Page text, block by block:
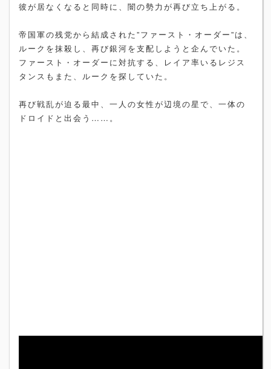
彼が居なくなると同時に、闇の勢力が再び立ち上がる。
帝国軍の残党から結成された”ファースト・オーダー”は、
ルークを抹殺し、再び銀河を支配しようと企んでいた。
ファースト・オーダーに対抗する、レイア率いるレジス
タンスもまた、ルークを探していた。
再び戦乱が迫る最中、一人の女性が辺境の星で、一体の
ドロイドと出会う……。